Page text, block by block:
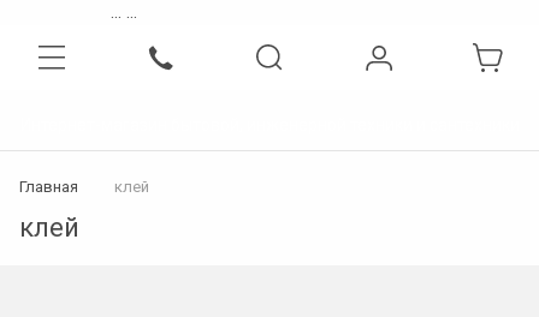
... ...
Главная клей
клей